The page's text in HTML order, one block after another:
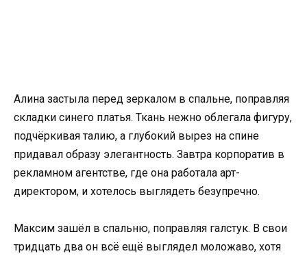
Алина застыла перед зеркалом в спальне, поправляя
складки синего платья. Ткань нежно облегала фигуру,
подчёркивая талию, а глубокий вырез на спине
придавал образу элегантность. Завтра корпоратив в
рекламном агентстве, где она работала арт-
директором, и хотелось выглядеть безупречно.
Максим зашёл в спальню, поправляя галстук. В свои
тридцать два он всё ещё выглядел моложаво, хотя